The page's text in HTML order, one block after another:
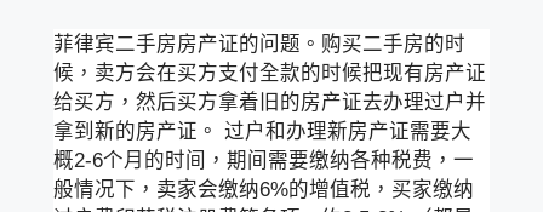
菲律宾二手房房产证的问题。购买二手房的时
候，卖方会在买方支付全款的时候把现有房产证
给买方，然后买方拿着旧的房产证去办理过户并
拿到新的房产证。 过户和办理新房产证需要大
概2-6个月的时间，期间需要缴纳各种税费，一
般情况下，卖家会缴纳6%的增值税，买家缴纳